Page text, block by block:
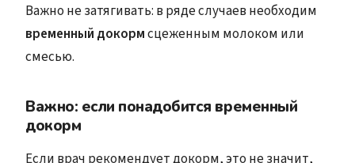
Важно не затягивать: в ряде случаев необходим
временный докормсцеженным молоком или
смесью.
Важно: если понадобится временный
докорм